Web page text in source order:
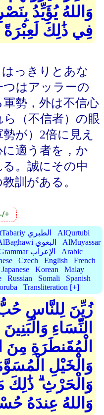
وَاللهُ يُؤَيِّدُ
فِي ذَٰلِكَ لَعِبْرَةً
っきりとあな
はアッラーの
勢，外は不信心
（不信者）の眼
が）2倍に見え
適う者を，か
。誠にその中
訓がある。
+
AtTabariy الطبري
AlQurtubi
AlBaghawi البغوي
AlMuyassar
Grammar الإعراب
Arabic
Czech English
French
Japanese Korean
Malay
Russian Somali
Spanish
Transliteration [+]
زُيِّنَ لِلنَّاسِ
النِّسَاءِ
الْمُقَنطَرَةِ
وَالْخَيْلِ
وَالْحَرْثِ ۗ ذَٰلِكَ
وَاللهُ عِندَهُ